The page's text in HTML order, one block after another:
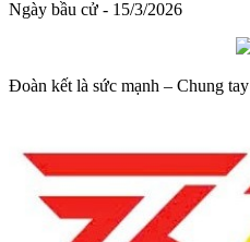
Ngày bầu cử - 15/3/2026
Đoàn kết là sức mạnh – Chung